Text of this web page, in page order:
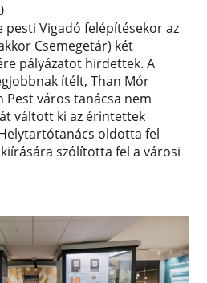
pesti Vigadó felépítésekor az
Csemegetár) két
pályázatot hirdettek. A
ítélt, Than Mór
város tanácsa nem
váltott ki az érintettek
oldotta fel
szólította fel a városi